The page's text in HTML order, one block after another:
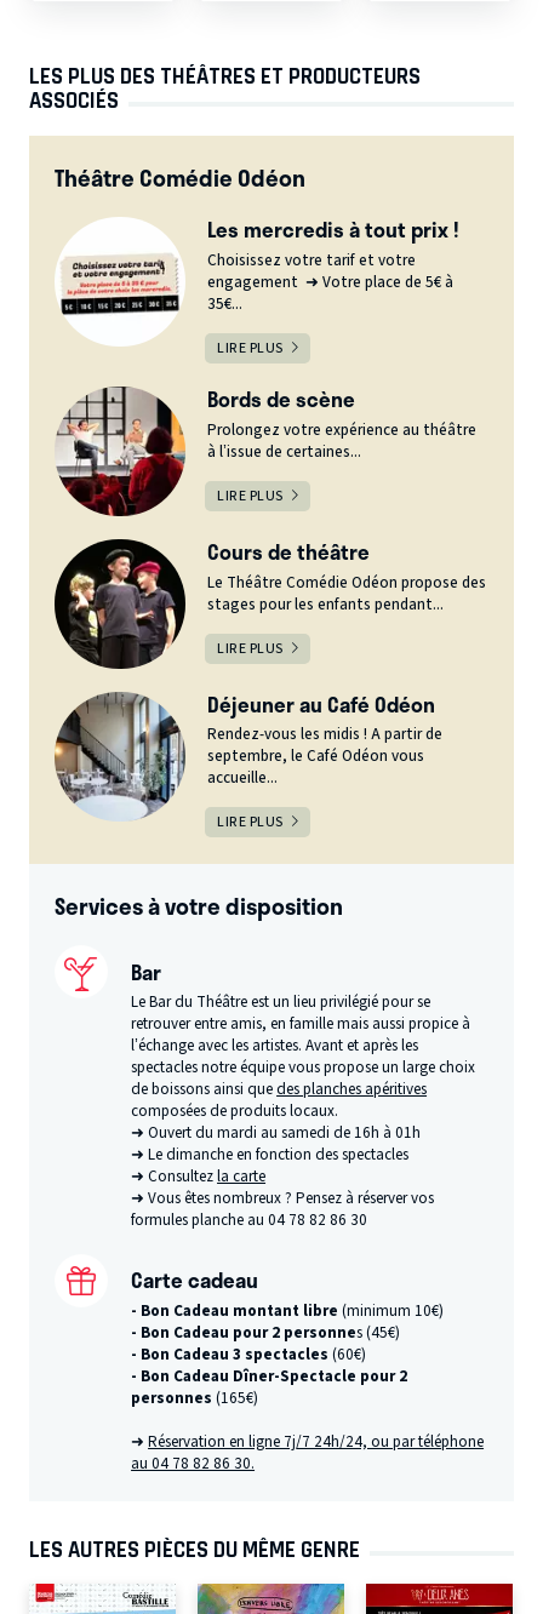
LES PLUS DES THÉÂTRES ET PRODUCTEURS
ASSOCIÉS
Théâtre Comédie Odéon
Les mercredis à tout prix !
Choisissez votre tarif et votre
engagement ➜ Votre place de 5€ à
35€...
LIRE PLUS
Bords de scène
Prolongez votre expérience au théâtre
à l’issue de certaines...
LIRE PLUS
Cours de théâtre
Le Théâtre Comédie Odéon propose des
stages pour les enfants pendant...
LIRE PLUS
Déjeuner au Café Odéon
Rendez-vous les midis ! A partir de
septembre, le Café Odéon vous
accueille...
LIRE PLUS
Services à votre disposition
Bar
Le Bar du Théâtre est un lieu privilégié pour se
retrouver entre amis, en famille mais aussi propice à
l’échange avec les artistes. Avant et après les
spectacles notre équipe vous propose un large choix
de boissons ainsi quedes planches apéritives
composées de produits locaux.
➜ Ouvert du mardi au samedi de 16h à 01h
➜ Le dimanche en fonction des spectacles
➜ Consultezla carte
➜ Vous êtes nombreux ? Pensez à réserver vos
formules planche au 04 78 82 86 30
Carte cadeau
- Bon Cadeau montant libre (minimum 10€)
- Bon Cadeau pour 2 personnes (45€)
- Bon Cadeau 3 spectacles (60€)
- Bon Cadeau Dîner-Spectacle pour 2
personnes (165€)
➜Réservation en ligne 7j/7 24h/24, ou par téléphone
au 04 78 82 86 30.
LES AUTRES PIÈCES DU MÊME GENRE